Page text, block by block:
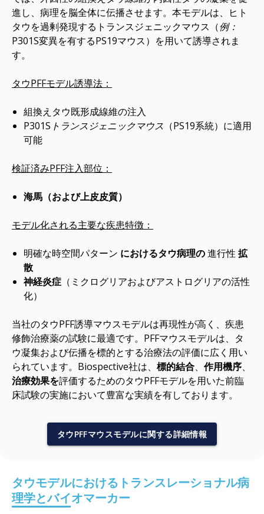
進し、病理を脳全体に伝播させます。本モデルは、ヒト
タウを過剰発現するトランスジェニックマウス（例：
P301S変異を有するPS19マウス）を用いて誘導されま
す。
タウPFFモデル誘導法：
組換えタウ既形成線維の注入
P301Sトランスジェニックマウス （PS19系統）に適用
可能
検証済みPFF注入部位：
海馬（および上皮皮質）
モデル化される主要な疾患特徴：
明確な時空間パターン におけるタウ病理の進行性 拡
散
神経炎症 （ミクログリアおよびアストログリアの活性
化）
当社のタウPFF誘導マウスモデルは再現性が高く、疾患
修飾治療薬の試験に最適です。PFFマウスモデルは、タ
ウ凝集および伝播を標的とする治療法の評価に広く用い
られています。Biospective社は、 標的結合、 作用機序、
治療効果を評価するためのタウPFFモデルを用いた前臨
床試験の実施において豊富な実績を有しております。
タウPFFマウスモデルに関する詳細情報
タウモデルにおけるトランスレーショナル病
理学とバイオマーカー